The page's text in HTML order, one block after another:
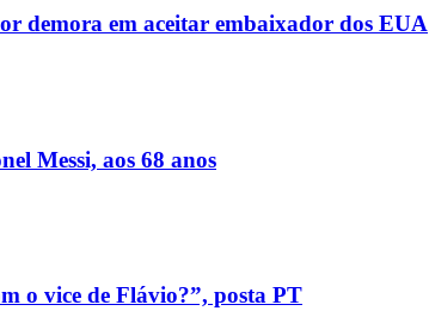
demora em aceitar embaixador dos EUA
Messi, aos 68 anos
o vice de Flávio?”, posta PT